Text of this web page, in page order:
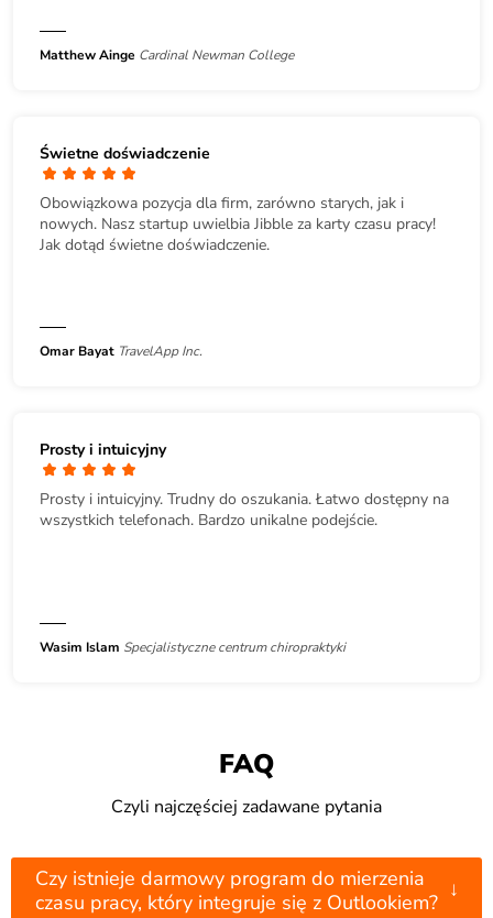
Matthew Ainge Cardinal Newman College
Świetne doświadczenie
Obowiązkowa pozycja dla firm, zarówno starych, jak i
nowych. Nasz startup uwielbia Jibble za karty czasu pracy!
Jak dotąd świetne doświadczenie.
Omar Bayat TravelApp Inc.
Prosty i intuicyjny
Prosty i intuicyjny. Trudny do oszukania. Łatwo dostępny na
wszystkich telefonach. Bardzo unikalne podejście.
Wasim Islam Specjalistyczne centrum chiropraktyki
FAQ
Czyli najczęściej zadawane pytania
Czy istnieje darmowy program do mierzenia
czasu pracy, który integruje się z Outlookiem?
↓